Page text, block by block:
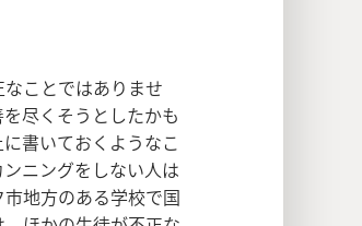
ことではありませ
尽くそうとしたかも
書いておくようなこ
ニングをしない人は
地方のある学校で国